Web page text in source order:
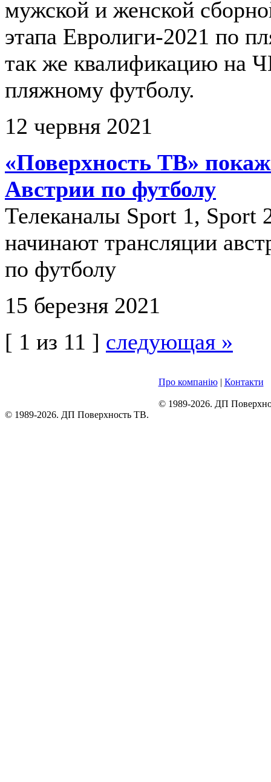
мужской и женской
этапа Евролиги-2021 по
так же квалификацию на
пляжному футболу.
12 червня 2021
«Поверхность ТВ»
Австрии по футболу
Телеканалы Sport 1, Sport
начинают трансляции
по футболу
15 березня 2021
[ 1 из 11 ] следующая »
Про компанію| Контакти
© 1989-2026. ДП
© 1989-2026. ДП Поверхность ТВ.